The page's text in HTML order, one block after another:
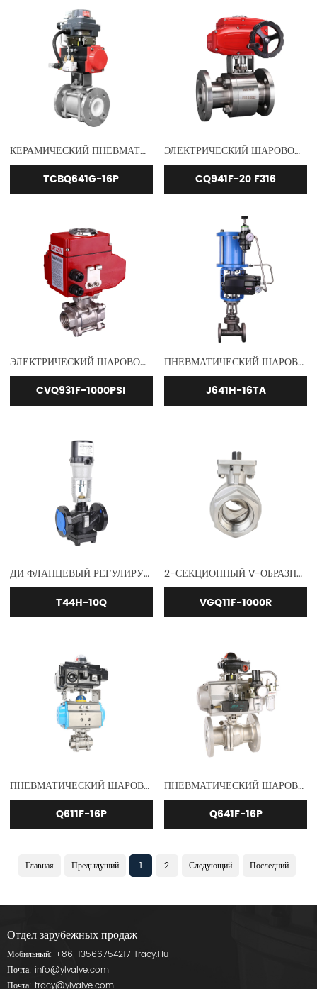
КЕРАМИЧЕСКИЙ ПНЕВМАТИЧЕСКИЙ ШАРОВОЙ КЛАПАН
TCBQ641G-16P
ЭЛЕКТРИЧЕСКИЙ ШАРОВОЙ КЛАПАН С ФЛАНЦЕМ PN20 F316
CQ941F-20 F316
ЭЛЕКТРИЧЕСКИЙ ШАРОВОЙ КЛАПАН
CVQ931F-1000PSI
ПНЕВМАТИЧЕСКИЙ ШАРОВОЙ КЛАПАН TITANIUM TA2
J641H-16TA
ДИ ФЛАНЦЕВЫЙ РЕГУЛИРУЮЩИЙ КЛАПАН
T44H-10Q
2-СЕКЦИОННЫЙ V-ОБРАЗНЫЙ ШАРОВОЙ КЛАПАН ИЗ НЕРЖАВЕЮЩЕЙ СТАЛИ С РЕЗЬБОЙ
VGQ11F-1000R
ПНЕВМАТИЧЕСКИЙ ШАРОВОЙ КЛАПАН ИЗ НЕРЖАВЕЮЩЕЙ СТАЛИ
Q611F-16P
ПНЕВМАТИЧЕСКИЙ ШАРОВОЙ КЛАПАН GB SS
Q641F-16P
Главная Предыдущий 1 2 Следующий Последний
Отдел зарубежных продаж
Мобильный: +86-13566754217 Tracy.Hu
Почта: info@ylvalve.com
Почта: tracy@ylvalve.com